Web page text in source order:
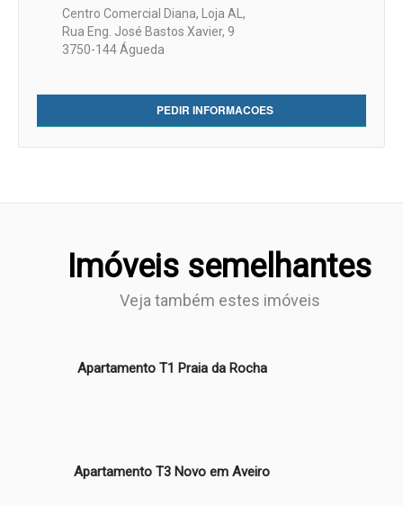
Centro Comercial Diana, Loja AL,
Rua Eng. José Bastos Xavier, 9
3750-144 Águeda
PEDIR INFORMACOES
Imóveis semelhantes
Veja também estes imóveis
Apartamento T1 Praia da Rocha
Apartamento T3 Novo em Aveiro